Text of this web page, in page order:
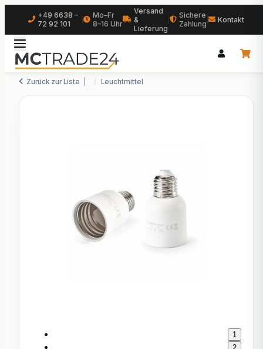
+49 6638 –
72 92 101
Mo–Fr
8–16 Uhr
Versand
&
Lieferung
Sichere
Zahlung
Kontakt
Zurück zur Liste Leuchtmittel
1